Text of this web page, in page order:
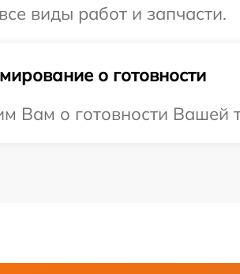
виды работ и запчасти.
о готовности
Вам о готовности Вашей